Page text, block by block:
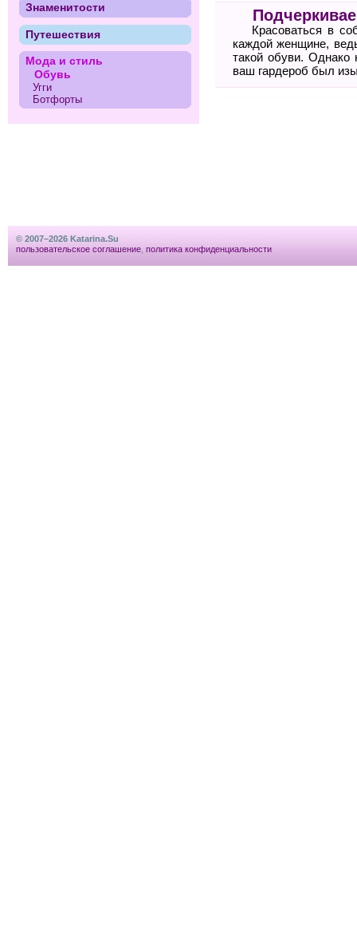
Красоваться в
каждой женщине,
такой обуви. Однако
ваш гардероб был
Знаменитости
Путешествия
Мода и стиль
Обувь
Угги
Ботфорты
© 2007–2026 Katarina.Su
пользовательское соглашение политика конфиденциальности